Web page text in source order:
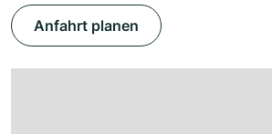
Anfahrt planen